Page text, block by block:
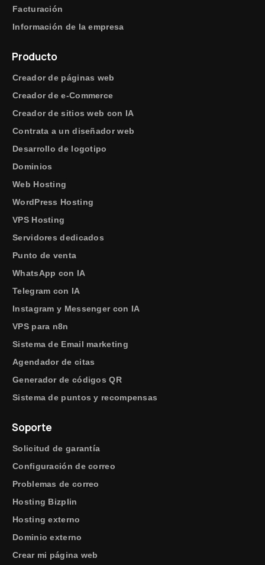
Facturación
Información de la empresa
Producto
Creador de páginas web
Creador de e-Commerce
Creador de sitios web con IA
Contrata a un diseñador web
Desarrollo de logotipo
Dominios
Web Hosting
WordPress Hosting
VPS Hosting
Servidores dedicados
Punto de venta
WhatsApp con IA
Telegram con IA
Instagram y Messenger con IA
VPS para n8n
Sistema de Email marketing
Agendador de citas
Generador de códigos QR
Sistema de puntos y recompensas
Soporte
Solicitud de garantía
Configuración de correo
Problemas de correo
Hosting Bizplin
Hosting externo
Dominio externo
Crear mi página web